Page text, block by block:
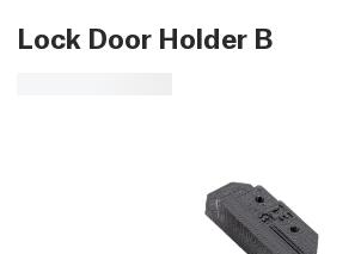
Lock Door Holder B